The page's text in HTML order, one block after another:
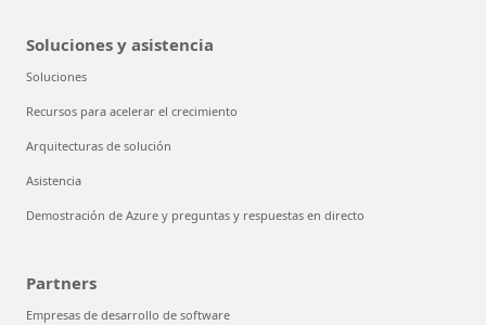
Soluciones y asistencia
Soluciones
Recursos para acelerar el crecimiento
Arquitecturas de solución
Asistencia
Demostración de Azure y preguntas y respuestas en directo
Partners
Empresas de desarrollo de software